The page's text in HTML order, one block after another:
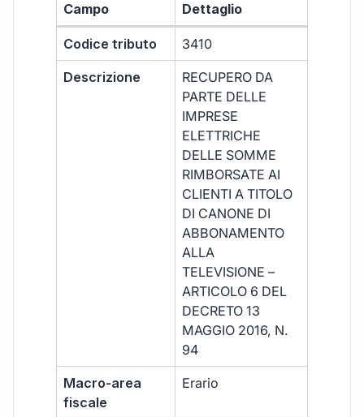
Campo Dettaglio
Codice tributo 3410
Descrizione
RECUPERO DA
PARTE DELLE
IMPRESE
ELETTRICHE
DELLE SOMME
RIMBORSATE AI
CLIENTI A TITOLO
DI CANONE DI
ABBONAMENTO
ALLA
TELEVISIONE –
ARTICOLO 6 DEL
DECRETO 13
MAGGIO 2016, N.
94
Macro-area
fiscale
Erario